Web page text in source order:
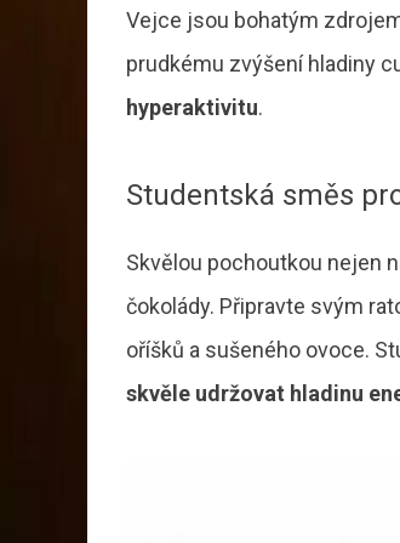
Vejce jsou bohatým
prudkému zvýšení hladiny
hyperaktivitu.
Studentská směs
Skvělou pochoutkou nejen
čokolády. Připravte svým
oříšků a sušeného ovoce.
skvěle udržovat hladinu